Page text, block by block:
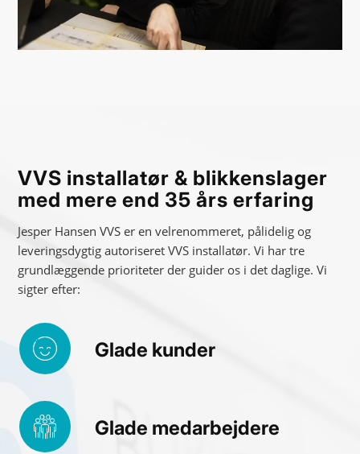
VVS installatør& blikkenslager
med mere end 35 års erfaring
Jesper Hansen VVS er en velrenommeret, pålidelig og
leveringsdygtig autoriseret VVS installatør. Vi har tre
grundlæggende prioriteter der guider os i det daglige. Vi
sigter efter:
Glade kunder
Glade medarbejdere